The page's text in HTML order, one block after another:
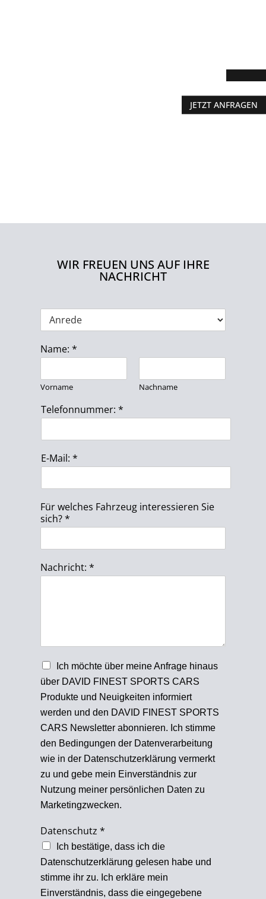
WIR FREUEN UNS AUF IHRE
NACHRICHT
e
d
Name:*
Vorname Nachname
Telefonnummer:*
E-Mail:*
Für welches Fahrzeug interessieren Sie
sich?*
Nachricht:*
N
e
w
s
l
e
t
t
e
r
Ich möchte über meine Anfrage hinaus
über DAVID FINEST SPORTS CARS
Produkte und Neuigkeiten informiert
werden und den DAVID FINEST SPORTS
CARS Newsletter abonnieren. Ich stimme
den Bedingungen der Datenverarbeitung
wie in der Datenschutzerklärung vermerkt
zu und gebe mein Einverständnis zur
Nutzung meiner persönlichen Daten zu
Marketingzwecken.
Datenschutz*
Ich bestätige, dass ich die
Datenschutzerklärung gelesen habe und
stimme ihr zu. Ich erkläre mein
Einverständnis, dass die eingegebene
JETZT ANFRAGEN